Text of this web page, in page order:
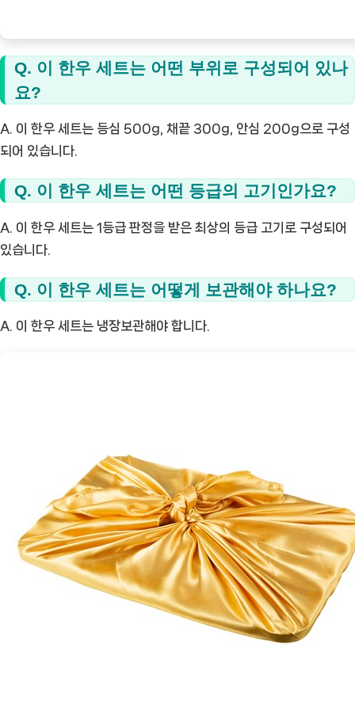
Q. 이 한우 세트는 어떤 부위로 구성되어 있나
요?
A. 이 한우 세트는 등심 500g, 채끝 300g, 안심 200g으로 구성
되어 있습니다.
Q. 이 한우 세트는 어떤 등급의 고기인가요?
A. 이 한우 세트는 1등급 판정을 받은 최상의 등급 고기로 구성되어
있습니다.
Q. 이 한우 세트는 어떻게 보관해야 하나요?
A. 이 한우 세트는 냉장보관해야 합니다.